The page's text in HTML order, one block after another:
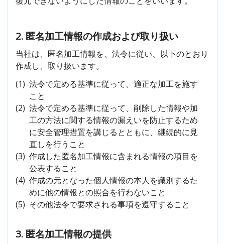
2. 匿名加工情報の作成および取り扱い
当社は、匿名加工情報を、法令に従い、以下のとおり
作成し、取り扱います。
(1) 法令で定める基準に従って、適正な加工を施す
こと
(2) 法令で定める基準に従って、削除した情報や加
工の方法に関する情報の漏えいを防止するため
に安全管理措置を講じるとともに、継続的に見
直しを行うこと
(3) 作成した匿名加工情報に含まれる情報の項目を
公表すること
(4) 作成の元となった個人情報の本人を識別するた
めに他の情報との照合を行わないこと
(5) その他法令で要求される事項を遵守すること
3. 匿名加工情報の提供